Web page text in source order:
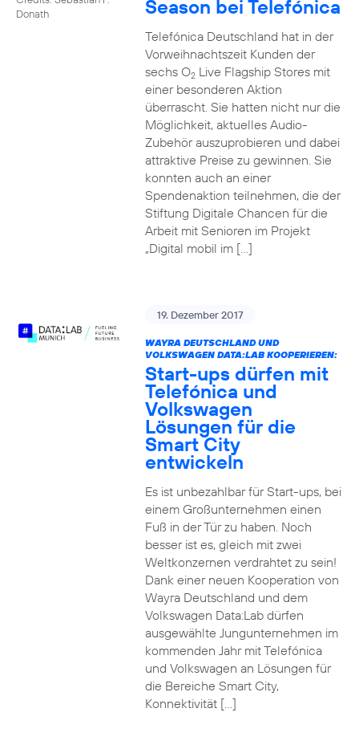
Donath
Season bei Telefónica
Telefónica Deutschland hat in der
Vorweihnachtszeit Kunden der
sechs O2Live Flagship Stores mit
einer besonderen Aktion
überrascht. Sie hatten nicht nur die
Möglichkeit, aktuelles Audio-
Zubehör auszuprobieren und dabei
attraktive Preise zu gewinnen. Sie
konnten auch an einer
Spendenaktion teilnehmen, die der
Stiftung Digitale Chancen für die
Arbeit mit Senioren im Projekt
„Digital mobil im […]
19. Dezember 2017
WAYRA DEUTSCHLAND UND
VOLKSWAGEN DATA:LAB KOOPERIEREN:
Start-ups dürfen mit
Telefónica und
Volkswagen
Lösungen für die
Smart City
entwickeln
Es ist unbezahlbar für Start-ups, bei
einem Großunternehmen einen
Fuß in der Tür zu haben. Noch
besser ist es, gleich mit zwei
Weltkonzernen verdrahtet zu sein!
Dank einer neuen Kooperation von
Wayra Deutschland und dem
Volkswagen Data:Lab dürfen
ausgewählte Jungunternehmen im
kommenden Jahr mit Telefónica
und Volkswagen an Lösungen für
die Bereiche Smart City,
Konnektivität […]